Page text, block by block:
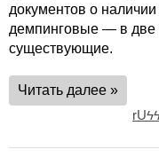
документов о
демпинговые — в две
существующие.
Читать далее »